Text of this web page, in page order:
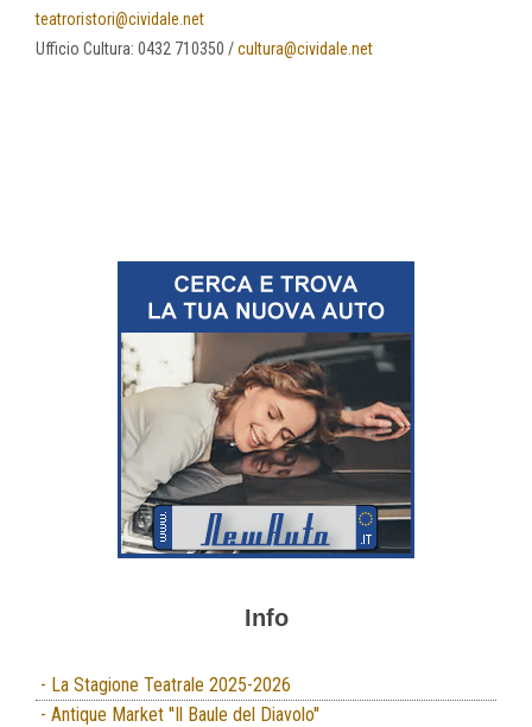
teatroristori@cividale.net
Ufficio Cultura: 0432 710350 /cultura@cividale.net
Info
- La Stagione Teatrale 2025-2026
- Antique Market ''Il Baule del Diavolo''